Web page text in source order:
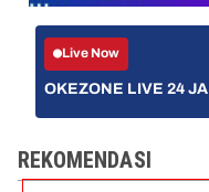
Live Now
OKEZONE LIVE 24